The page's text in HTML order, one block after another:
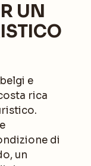
UN
e
rica
di
un